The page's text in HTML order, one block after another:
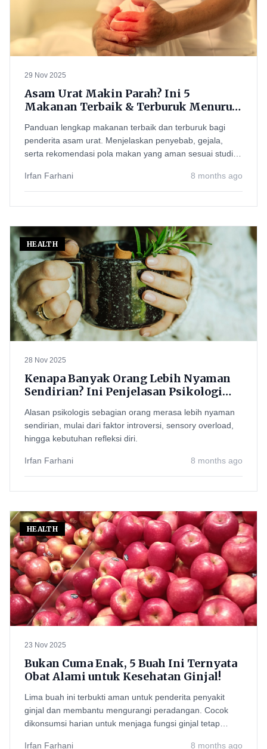
29 Nov 2025
Asam Urat Makin Parah? Ini 5
Makanan Terbaik & Terburuk Menurut
Panduan lengkap makanan terbaik dan terburuk bagi
penderita asam urat. Menjelaskan penyebab, gejala,
serta rekomendasi pola makan yang aman sesuai studi
Irfan Farhani
8 months ago
HEALTH
28 Nov 2025
Kenapa Banyak Orang Lebih Nyaman
Sendirian? Ini Penjelasan Psikologi
Alasan psikologis sebagian orang merasa lebih nyaman
sendirian, mulai dari faktor introversi, sensory overload,
hingga kebutuhan refleksi diri.
Irfan Farhani 8 months ago
HEALTH
23 Nov 2025
Bukan Cuma Enak, 5 Buah Ini Ternyata
Obat Alami untuk Kesehatan Ginjal!
Lima buah ini terbukti aman untuk penderita penyakit
ginjal dan membantu mengurangi peradangan. Cocok
dikonsumsi harian untuk menjaga fungsi ginjal tetap
Irfan Farhani
8 months ago